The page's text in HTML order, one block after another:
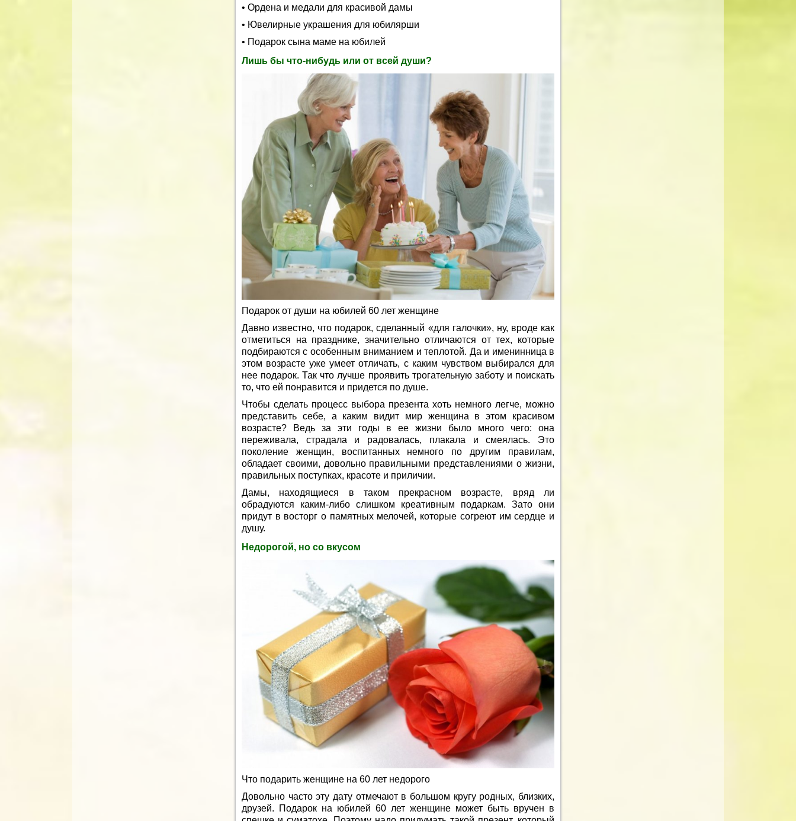
• Ордена и медали для красивой дамы
• Ювелирные украшения для юбилярши
• Подарок сына маме на юбилей
Лишь бы что-нибудь или от всей души?
Подарок от души на юбилей 60 лет женщине
Давно известно, что подарок, сделанный «для галочки», ну, вроде как
отметиться на празднике, значительно отличаются от тех, которые
подбираются с особенным вниманием и теплотой. Да и именинница в
этом возрасте уже умеет отличать, с каким чувством выбирался для
нее подарок. Так что лучше проявить трогательную заботу и поискать
то, что ей понравится и придется по душе.
Чтобы сделать процесс выбора презента хоть немного легче, можно
представить себе, а каким видит мир женщина в этом красивом
возрасте? Ведь за эти годы в ее жизни было много чего: она
переживала, страдала и радовалась, плакала и смеялась. Это
поколение женщин, воспитанных немного по другим правилам,
обладает своими, довольно правильными представлениями о жизни,
правильных поступках, красоте и приличии.
Дамы, находящиеся в таком прекрасном возрасте, вряд ли
обрадуются каким-либо слишком креативным подаркам. Зато они
придут в восторг о памятных мелочей, которые согреют им сердце и
душу.
Недорогой, но со вкусом
Что подарить женщине на 60 лет недорого
Довольно часто эту дату отмечают в большом кругу родных, близких,
друзей. Подарок на юбилей 60 лет женщине может быть вручен в